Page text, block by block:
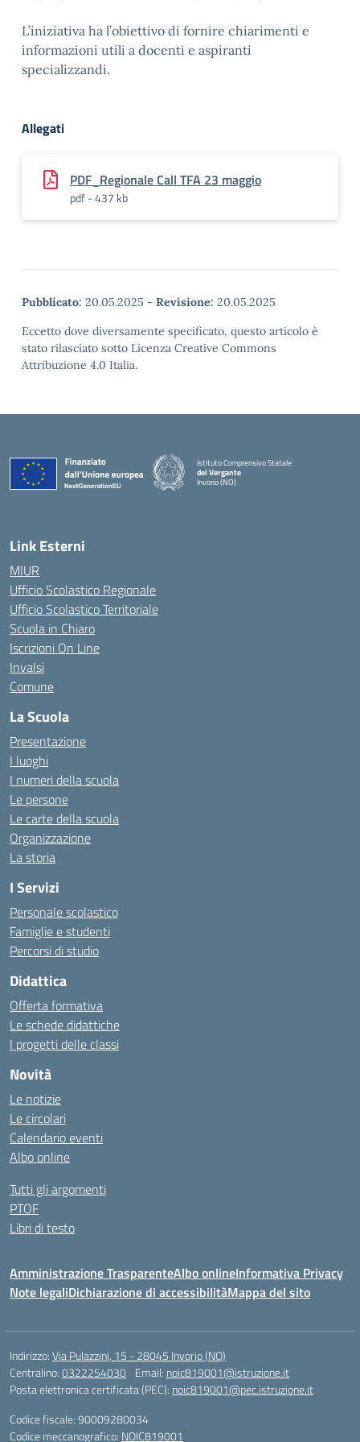
L’iniziativa ha l’obiettivo di fornire chiarimenti e
informazioni utili a docenti e aspiranti
specializzandi.
Allegati
PDF_Regionale Call TFA 23 maggio
pdf - 437 kb
Pubblicato: 20.05.2025 - Revisione: 20.05.2025
Eccetto dove diversamente specificato, questo articolo è
stato rilasciato sotto Licenza Creative Commons
Attribuzione 4.0 Italia.
Istituto Comprensivo Statale
del Vergante
Invorio (NO)
Link Esterni
MIUR
Ufficio Scolastico Regionale
Ufficio Scolastico Territoriale
Scuola in Chiaro
Iscrizioni On Line
Invalsi
Comune
La Scuola
Presentazione
I luoghi
I numeri della scuola
Le persone
Le carte della scuola
Organizzazione
La storia
I Servizi
Personale scolastico
Famiglie e studenti
Percorsi di studio
Didattica
Offerta formativa
Le schede didattiche
I progetti delle classi
Novità
Le notizie
Le circolari
Calendario eventi
Albo online
Tutti gli argomenti
PTOF
Libri di testo
Amministrazione TrasparenteAlbo onlineInformativa Privacy
Note legaliDichiarazione di accessibilitàMappa del sito
Indirizzo:Via Pulazzini, 15 - 28045 Invorio (NO)
Centralino:0322254030 Email: noic819001@istruzione.it
Posta elettronica certificata (PEC): noic819001@pec.istruzione.it
Codice fiscale: 90009280034
Codice meccanografico: NOIC819001